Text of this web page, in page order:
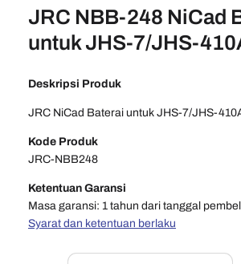
JRC NBB-248 NiCad
untuk JHS-7/JHS-
Deskripsi Produk
JRC NiCad Baterai untuk JHS-7/JHS-
Kode Produk
JRC-NBB248
Ketentuan Garansi
Masa garansi: 1 tahun dari tanggal
Syarat dan ketentuan berlaku